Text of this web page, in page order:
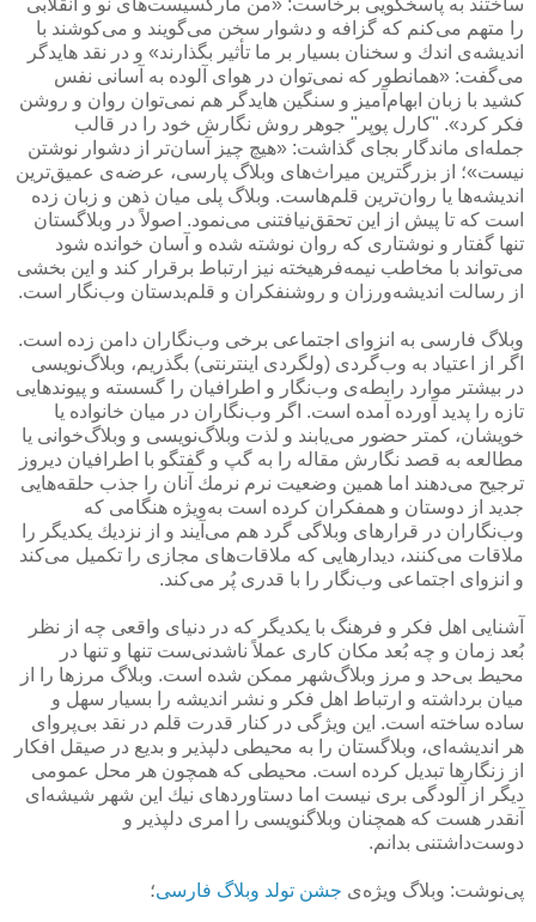
را متهم می‌كنم كه گزافه و دشوار سخن می‌گویند و می‌كوشند با
اندیشه‌‌ی اندك و سخنان بسیار بر ما تأثیر بگذارند» و در نقد هایدگر
می‌گفت: «همانطور كه نمی‌توان در هوای آلوده به آسانی نفس
كشید با زبان ابهام‌آمیز و سنگین هایدگر هم نمی‌توان روان و روشن
فكر كرد». "كارل پوپر" جوهر روش نگارش خود را در قالب
جمله‌ای ماندگار بجای گذاشت: «هیچ چیز آسان‌تر از دشوار نوشتن
نیست»؛ از بزرگترین میراث‌های وبلاگ پارسی، عرضه‌ی عمیق‌ترین
اندیشه‌ها یا روان‌ترین قلم‌هاست. وبلاگ پلی میان ذهن و زبان زده
است كه تا پیش از این تحقق‌نیافتنی می‌نمود. اصولاً در وبلاگستان
تنها گفتار و نوشتاری كه روان نوشته شده و آسان خوانده شود
می‌تواند با مخاطب نیمه‌فرهیخته نیز ارتباط برقرار كند و این بخشی
از رسالت اندیشه‌ورزان و روشنفكران و قلم‌بدستان وب‌نگار است.
وبلاگ فارسی به انزوای اجتماعی برخی وب‌نگاران دامن زده است.
اگر از اعتیاد به وب‌گردی (ولگردی اینترنتی) بگذریم، وبلاگ‌نویسی
در بیشتر موارد رابطه‌ی وب‌نگار و اطرافیان را گسسته و پیوندهایی
تازه را پدید آورده آمده است. اگر وب‌نگاران در میان خانواده یا
خویشان، كمتر حضور می‌یابند و لذت وبلاگ‌نویسی و وبلاگ‌خوانی یا
مطالعه به قصد نگارش مقاله را به گپ و گفتگو با اطرافیان دیروز
ترجیح می‌دهند اما همین وضعیت نرم نرمك آنان را جذب حلقه‌هایی
جدید از دوستان و همفكران كرده است به‌ویژه هنگامی كه
وب‌نگاران در قرارهای وبلاگی گرد هم می‌آیند و از نزدیك یكدیگر را
ملاقات می‌كنند، دیدارهایی كه ملاقات‌های مجازی را تكمیل می‌كند
و انزوای اجتماعی وب‌نگار را با قدری پُر می‌كند.
آشنایی اهل فكر و فرهنگ با یكدیگر كه در دنیای واقعی چه از نظر
بُعد زمان و چه بُعد مكان كاری عملاً ناشدنی‌ست تنها و تنها در
محیط بی‌حد و مرز وبلاگ‌شهر ممكن شده است. وبلاگ مرزها را از
میان برداشته و ارتباط اهل فكر و نشر اندیشه را بسیار سهل و
ساده ساخته است. این ویژگی در كنار قدرت قلم در نقد بی‌پروای
هر اندیشه‌ای، وبلاگستان را به محیطی دلپذیر و بدیع در صیقل افكار
از زنگارها تبدیل كرده است. محیطی كه همچون هر محل عمومی
دیگر از آلودگی بری نیست اما دستاوردهای نیك این شهر شیشه‌ای
آنقدر هست كه همچنان وبلاگنویسی را امری دلپذیر و
دوست‌داشتنی بدانم.
پی‌نوشت: وبلاگ ویژه‌ی جشن تولد وبلاگ فارسی؛